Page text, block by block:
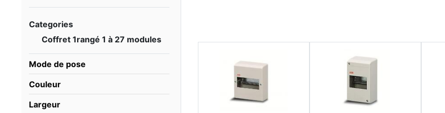
Categories
Coffret 1rangé 1 à 27 modules
Mode de pose
Couleur
Largeur